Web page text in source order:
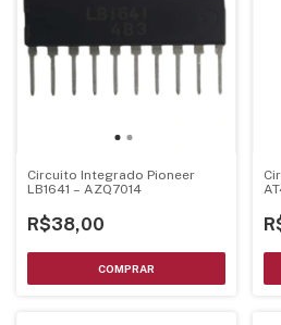
Circuito Integrado Pioneer
LB1641 – AZQ7014
R$38,00